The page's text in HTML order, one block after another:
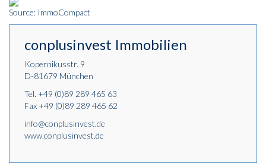
Source: ImmoCompact
conplusinvest Immobilien
Kopernikusstr. 9
D-81679 München
Tel. +49 (0)89 289 465 63
Fax +49 (0)89 289 465 62
info@conplusinvest.de
www.conplusinvest.de